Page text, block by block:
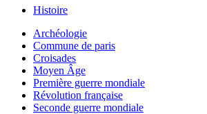
Histoire
Archéologie
Commune de paris
Croisades
Moyen Âge
Première guerre mondiale
Révolution française
Seconde guerre mondiale